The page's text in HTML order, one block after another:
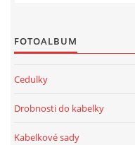
FOTOALBUM
Cedulky
Drobnosti do kabelky
Kabelkové sady